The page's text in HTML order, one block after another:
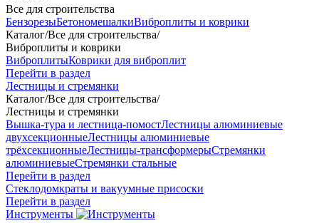
Все для строительства
БензорезыБетономешалкиВиброплиты и коврики
Каталог/Все для строительства/
Виброплиты и коврики
ВиброплитыКоврики для виброплит
Перейти в раздел
Лестницы и стремянки
Каталог/Все для строительства/
Лестницы и стремянки
Вышка-тура и лестница-помостЛестницы алюминиевые
двухсекционныеЛестницы алюминиевые
трёхсекционныеЛестницы-трансформерыСтремянки
алюминиевыеСтремянки стальные
Перейти в раздел
Стеклодомкраты и вакуумные присоски
Перейти в раздел
Инструменты